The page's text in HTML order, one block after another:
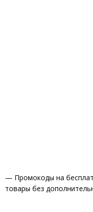
— Промокоды на
товары без